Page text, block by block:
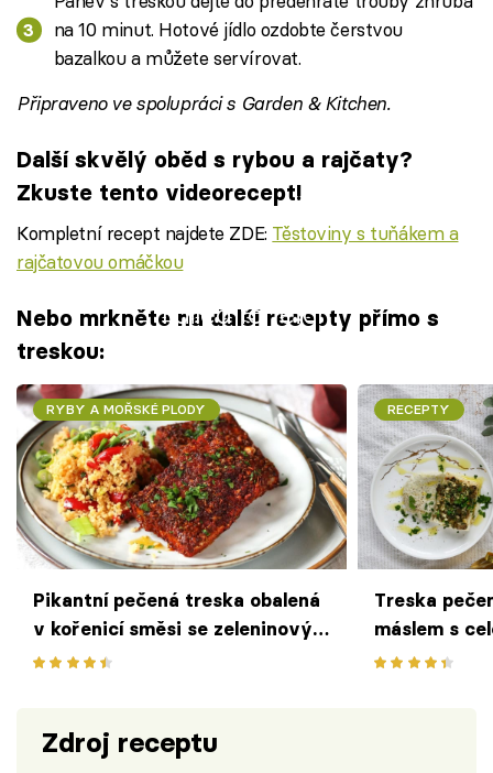
na 10 minut. Hotové jídlo ozdobte čerstvou
bazalkou a můžete servírovat.
Připraveno ve spolupráci s Garden & Kitchen.
Další skvělý oběd s rybou a rajčaty?
Zkuste tento videorecept!
Kompletní recept najdete ZDE: Těstoviny s tuňákem a
rajčatovou omáčkou
Failed to fetch
Nebo mrkněte na další recepty přímo s
treskou:
RYBY A MOŘSKÉ PLODY
Pikantní pečená treska obalená
v kořenicí směsi se zeleninovým
kuskusem
RECEPTY
Treska
máslem s
Zdroj receptu